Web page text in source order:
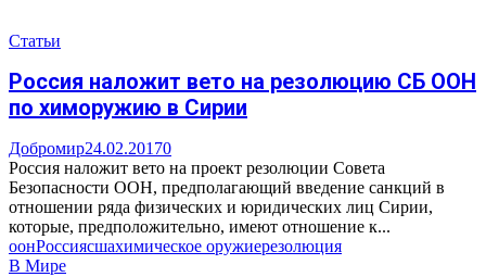
Статьи
Россия наложит вето на резолюцию СБ ООН
по химоружию в Сирии
Добромир24.02.20170
Россия наложит вето на проект резолюции Совета
Безопасности ООН, предполагающий введение санкций в
отношении ряда физических и юридических лиц Сирии,
которые, предположительно, имеют отношение к...
оонРоссиясшахимическое оружиерезолюция
В Мире